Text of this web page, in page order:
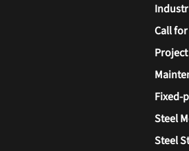
Call
Fixed-
Steel
Steel